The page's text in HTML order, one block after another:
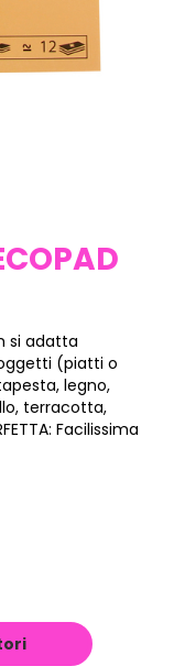
si adatta
(piatti o
legno,
terracotta,
Facilissima